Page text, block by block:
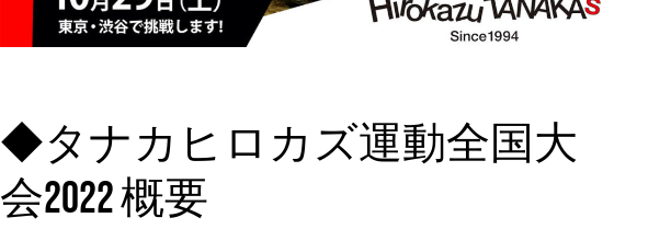
◆タナカヒロカズ運動全国大
会2022 概要